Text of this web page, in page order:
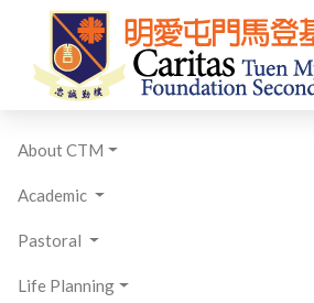
About CTM
Academic
Pastoral
Life Planning